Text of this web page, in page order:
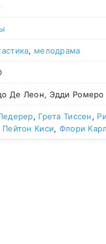
, мелодрама
Де Леон, Эдди Ромеро
, Грета Тиссен,
Пейтон Киси, Флори